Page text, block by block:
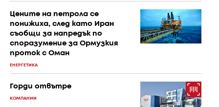
Цените на петрола се
понижиха, след като Иран
съобщи за напредък по
споразумение за Ормузкия
проток с Оман
ЕНЕРГЕТИКА
Горди отвътре
КОМПАНИИ